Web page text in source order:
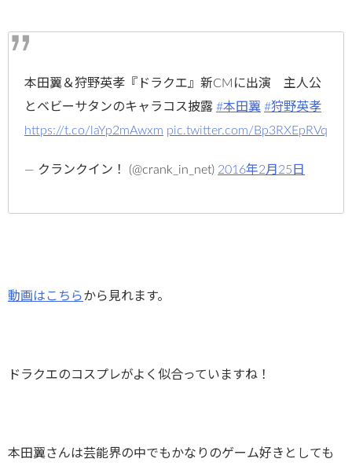
本田翼＆狩野英孝『ドラクエ』新CMに出演 主人公
とベビーサタンのキャラコス披露 #本田翼 #狩野英孝
https://t.co/laYp2mAwxm pic.twitter.com/Bp3RXEpRVq
— クランクイン！ (@crank_in_net) 2016年2月25日
動画はこちらから見れます。
ドラクエのコスプレがよく似合っていますね！
本田翼さんは芸能界の中でもかなりのゲーム好きとしても